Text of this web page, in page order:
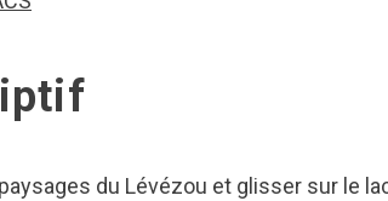
du Lévézou et glisser sur le